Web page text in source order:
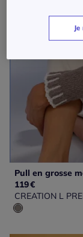
Pull en grosse
119€
CREATION L